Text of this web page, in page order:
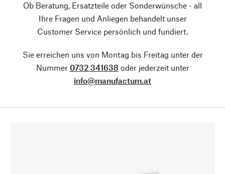
Ob Beratung, Ersatzteile oder Sonderwünsche - all
Ihre Fragen und Anliegen behandelt unser
Customer Service persönlich und fundiert.
Sie erreichen uns von Montag bis Freitag unter der
Nummer 0732 341638 oder jederzeit unter
info@manufactum.at